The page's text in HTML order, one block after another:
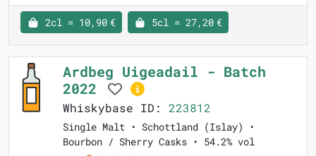
2cl = 10,90 € 5cl = 27,20 €
Ardbeg Uigeadail - Batch
2022
Whiskybase ID: 223812
Single Malt • Schottland (Islay) •
Bourbon / Sherry Casks • 54.2% vol